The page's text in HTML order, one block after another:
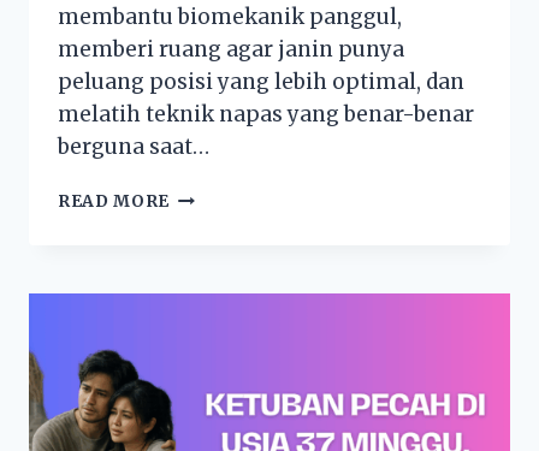
membantu biomekanik panggul,
memberi ruang agar janin punya
peluang posisi yang lebih optimal, dan
melatih teknik napas yang benar-benar
berguna saat…
READ MORE